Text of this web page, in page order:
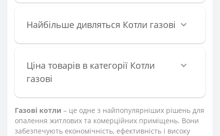
Найбільше дивляться Котли газові
Ціна товарів в категорії Котли
газові
Газові котли – це одне з найпопулярніших рішень для
опалення житлових та комерційних приміщень. Вони
забезпечують економічність, ефективність і високу